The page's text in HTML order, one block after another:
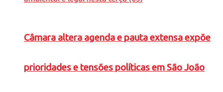
Câmara altera agenda e pauta extensa expõe
prioridades e tensões políticas em São João